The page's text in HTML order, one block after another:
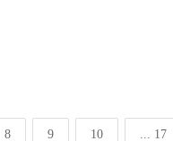
8 9 10 ... 17